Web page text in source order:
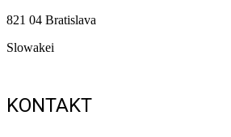
821 04 Bratislava
Slowakei
KONTAKT